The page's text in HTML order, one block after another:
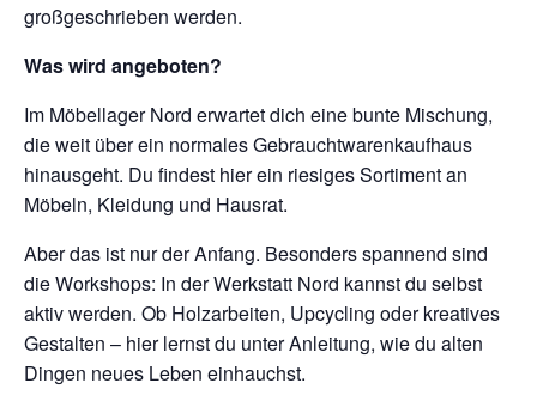
großgeschrieben werden.
Was wird angeboten?
Im Möbellager Nord erwartet dich eine bunte Mischung,
die weit über ein normales Gebrauchtwarenkaufhaus
hinausgeht. Du findest hier ein riesiges Sortiment an
Möbeln, Kleidung und Hausrat.
Aber das ist nur der Anfang. Besonders spannend sind
die Workshops: In der Werkstatt Nord kannst du selbst
aktiv werden. Ob Holzarbeiten, Upcycling oder kreatives
Gestalten – hier lernst du unter Anleitung, wie du alten
Dingen neues Leben einhauchst.